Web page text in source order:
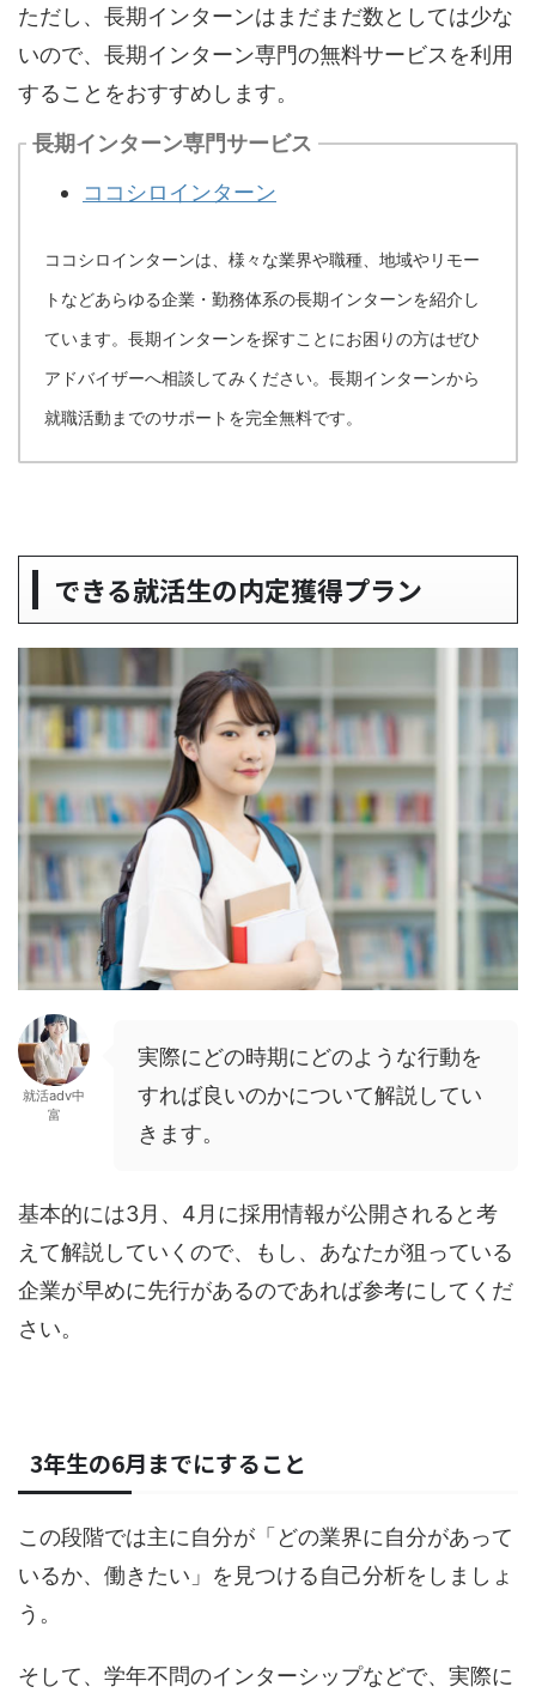
ただし、長期インターンはまだまだ数としては少な
いので、長期インターン専門の無料サービスを利用
することをおすすめします。
長期インターン専門サービス
ココシロインターン
ココシロインターンは、様々な業界や職種、地域やリモー
トなどあらゆる企業・勤務体系の長期インターンを紹介し
ています。長期インターンを探すことにお困りの方はぜひ
アドバイザーへ相談してみください。長期インターンから
就職活動までのサポートを完全無料です。
できる就活生の内定獲得プラン
就活adv中
富
実際にどの時期にどのような行動を
すれば良いのかについて解説してい
きます。
基本的には3月、4月に採用情報が公開されると考
えて解説していくので、もし、あなたが狙っている
企業が早めに先行があるのであれば参考にしてくだ
さい。
3年生の6月までにすること
この段階では主に自分が「どの業界に自分があって
いるか、働きたい」を見つける自己分析をしましょ
う。
そして、学年不問のインターシップなどで、実際に